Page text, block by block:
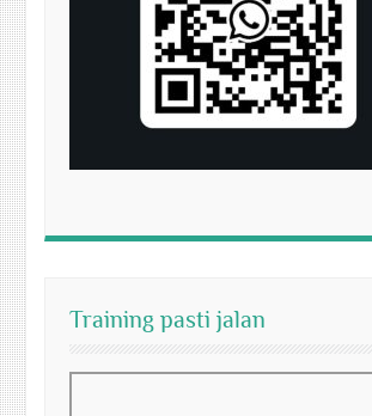
Training pasti jalan